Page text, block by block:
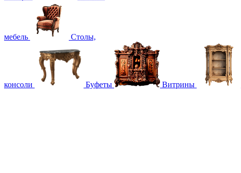
мебель Столы,
консоли Буфеты Витрины